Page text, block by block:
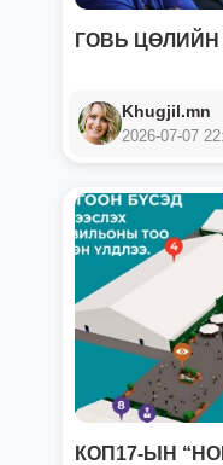
ГОВЬ
Khugjil.mn
2026-07-07
КОП17-ЫН